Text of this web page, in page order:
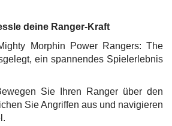
deine Ranger-Kraft
Morphin Power Rangers: The
ein spannendes Spielerlebnis
Sie Ihren Ranger über den
Sie Angriffen aus und navigieren